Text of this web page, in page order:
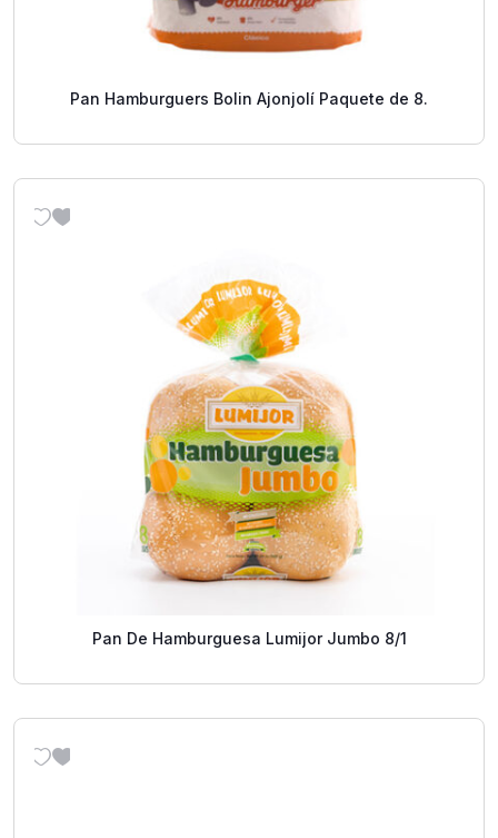
Pan Hamburguers Bolin Ajonjolí Paquete de 8.
Pan De Hamburguesa Lumijor Jumbo 8/1